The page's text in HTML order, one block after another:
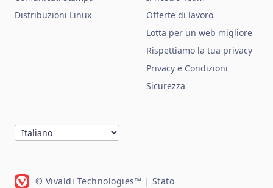
Distribuzioni Linux
Offerte di lavoro
Lotta per un web migliore
Rispettiamo la tua privacy
Privacy e Condizioni
Sicurezza
© Vivaldi Technologies™ | Stato